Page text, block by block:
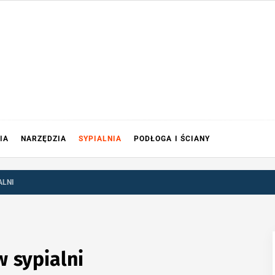
NARZĘDZIA SYPIALNIA PODŁOGA I ŚCIANY
sypialni